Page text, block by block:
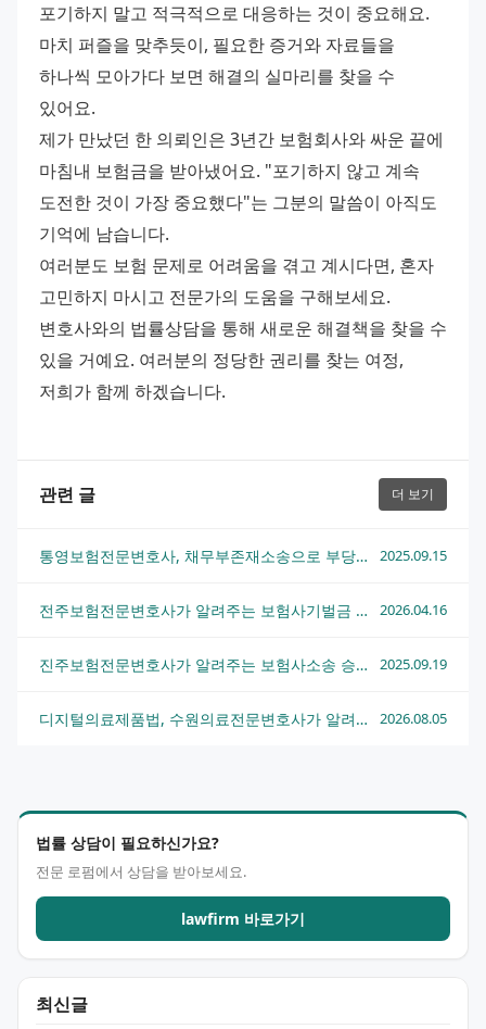
법률 상담이 필요하신가요?
전문 로펌에서 상담을 받아보세요.
lawfirm 바로가기
최신글
포기하지 말고 적극적으로 대응하는 것이 중요해요.
마치 퍼즐을 맞추듯이, 필요한 증거와 자료들을
하나씩 모아가다 보면 해결의 실마리를 찾을 수
있어요.
제가 만났던 한 의뢰인은 3년간 보험회사와 싸운 끝에
마침내 보험금을 받아냈어요. "포기하지 않고 계속
도전한 것이 가장 중요했다"는 그분의 말씀이 아직도
기억에 남습니다.
여러분도 보험 문제로 어려움을 겪고 계시다면, 혼자
고민하지 마시고 전문가의 도움을 구해보세요.
변호사와의 법률상담을 통해 새로운 해결책을 찾을 수
있을 거예요. 여러분의 정당한 권리를 찾는 여정,
저희가 함께 하겠습니다.
관련 글 더 보기
통영보험전문변호사, 채무부존재소송으로 부당한 보험금 청구 해결하기 2025.09.15
전주보험전문변호사가 알려주는 보험사기벌금 부과 기준과 대응법 2026.04.16
진주보험전문변호사가 알려주는 보험사소송 승리를 위한 핵심 전략 2025.09.19
디지털의료제품법, 수원의료전문변호사가 알려주는 핵심 쟁점과 대응 전략 2026.08.05